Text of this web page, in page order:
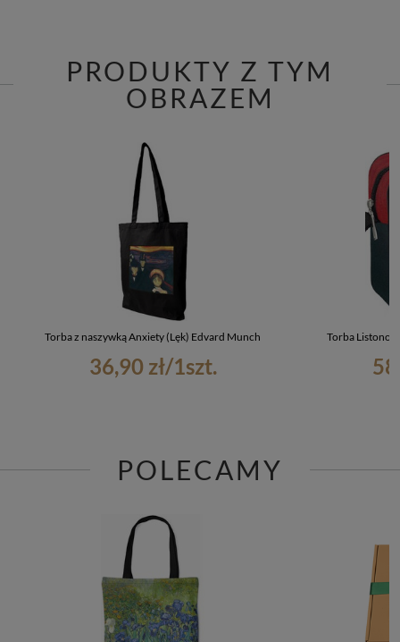
PRODUKTY Z TYM
OBRAZEM
Torba z naszywką Anxiety (Lęk) Edvard Munch
36,90 zł/1szt.
Torba
POLECAMY